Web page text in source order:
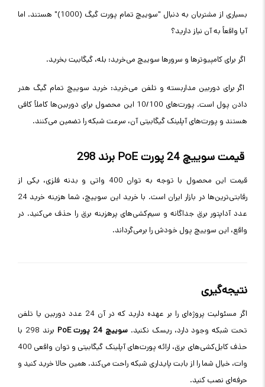
بسیاری از مشتریان به دنبال "سوییچ تمام پورت گیگ (1000)" هستند. اما
آیا واقعاً به آن نیاز دارید؟
اگر برای کامپیوترها و سرورها سوییچ می‌خرید: بله، گیگابیت بخرید.
اگر برای دوربین مداربسته و تلفن می‌خرید: خرید سوییچ تمام گیگ هدر
دادن پول است. پورت‌های 10/100 این محصول برای دوربین‌ها کاملاً کافی
هستند و پورت‌های آپلینک گیگابیتی آن، سرعت شبکه را تضمین می‌کنند.
قیمت سوییچ 24 پورت PoE برند 298
قیمت این محصول با توجه به توان 400 واتی و بدنه فلزی، یکی از
رقابتی‌ترین‌ها در بازار ایران است. با خرید این سوییچ، شما هزینه خرید 24
عدد آداپتور برق جداگانه و سیم‌کشی‌های پرهزینه برق را حذف می‌کنید. در
واقع، این سوییچ پول خودش را برمی‌گرداند.
نتیجه‌گیری
اگر مسئولیت پروژه‌ای را بر عهده دارید که در آن 24 عدد دوربین یا تلفن
تحت شبکه وجود دارد، ریسک نکنید. سوییچ 24 پورت PoE
برند 298 با
حذف کابل‌کشی‌های برق، ارائه پورت‌های آپلینک گیگابیتی و توان واقعی 400
وات، خیال شما را از بابت پایداری شبکه راحت می‌کند. همین حالا خرید کنید و
حرفه‌ای نصب کنید.